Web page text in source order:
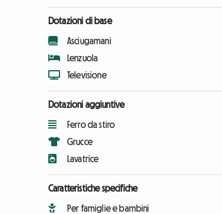
Dotazioni di base
Asciugamani
Lenzuola
Televisione
Dotazioni aggiuntive
Ferro da stiro
Grucce
Lavatrice
Caratteristiche specifiche
Per famiglie e bambini